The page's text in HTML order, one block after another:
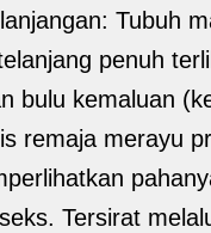
Tubuh
penuh
bulu kemaluan
remaja merayu
Tersirat